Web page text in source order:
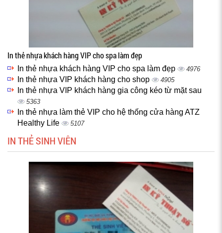
In thẻ nhựa khách hàng VIP cho spa làm đẹp
In thẻ nhựa khách hàng VIP cho spa làm đẹp 4976
In thẻ nhựa VIP khách hàng cho shop 4905
In thẻ nhựa VIP khách hàng gia công kéo từ mặt sau
5363
In thẻ nhựa làm thẻ VIP cho hệ thống cửa hàng ATZ
Healthy Life
5107
IN THẺ SINH VIÊN